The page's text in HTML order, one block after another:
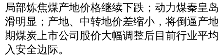
局部炼焦煤产地价格继续下跌；动力煤秦皇
滑明显；产地、中转地价差缩小，将倒逼产
期煤炭上市公司股价大幅调整后目前行业平
入安全边际。